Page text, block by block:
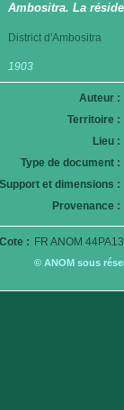
Ambositra. La
District d'Ambositra
1903
Auteur :
Territoire :
Lieu :
Type de document :
Support et dimensions :
Provenance :
Cote : FR ANOM
© ANOM sous